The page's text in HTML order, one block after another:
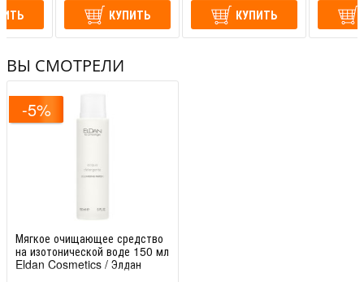
КУПИТЬ КУПИТЬ
ВЫ СМОТРЕЛИ
-5%
Мягкое очищающее средство
на изотонической воде 150 мл
Eldan Cosmetics / Элдан